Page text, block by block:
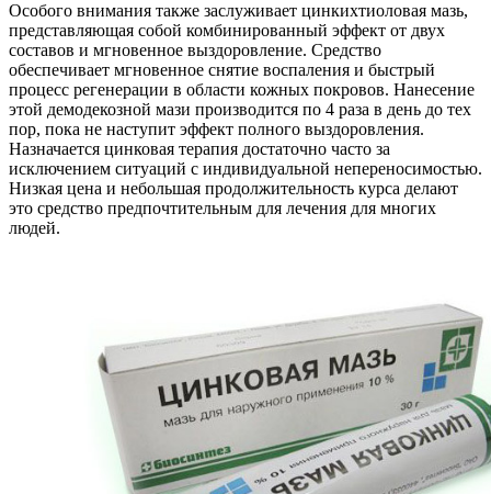
Особого внимания также заслуживает цинкихтиоловая мазь,
представляющая собой комбинированный эффект от двух
составов и мгновенное выздоровление. Средство
обеспечивает мгновенное снятие воспаления и быстрый
процесс регенерации в области кожных покровов. Нанесение
этой демодекозной мази производится по 4 раза в день до тех
пор, пока не наступит эффект полного выздоровления.
Назначается цинковая терапия достаточно часто за
исключением ситуаций с индивидуальной непереносимостью.
Низкая цена и небольшая продолжительность курса делают
это средство предпочтительным для лечения для многих
людей.